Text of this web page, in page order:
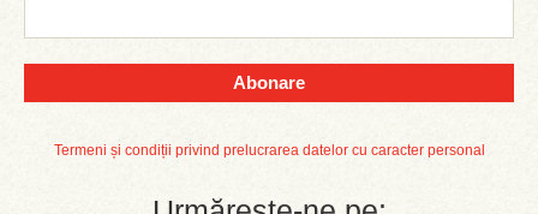
Abonare
Termeni și condiții privind prelucrarea datelor cu caracter personal